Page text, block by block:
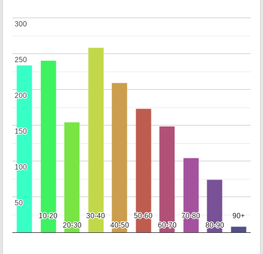
10-20
10-20
20-30
20-30
30-40
30-40
40-50
40-50
50-60
50-60
60-70
60-70
70-80
70-80
80-90
80-90
90+
90+
50
50
100
100
150
150
200
200
250
250
300
300